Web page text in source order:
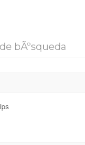
bÃºsqueda